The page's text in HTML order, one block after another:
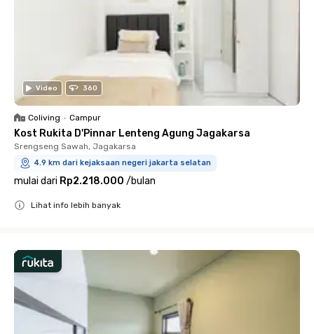
Video 360
Coliving • Campur
Kost Rukita D'Pinnar Lenteng Agung Jagakarsa
Srengseng Sawah, Jagakarsa
4.9 km dari kejaksaan negeri jakarta selatan
mulai dari Rp2.218.000 /bulan
Lihat info lebih banyak